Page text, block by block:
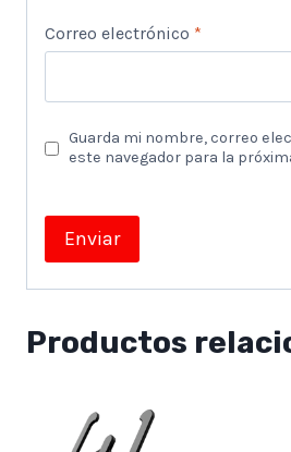
Correo electrónico *
Guarda mi nombre, correo
este navegador para la
Productos